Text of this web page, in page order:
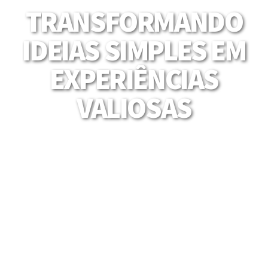
TRANSFORMANDO
IDEIAS SIMPLES EM
EXPERIÊNCIAS
VALIOSAS